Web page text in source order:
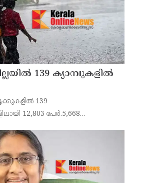
139 ക്യാമ്പുകളിൽ
139
12,803 പേർ.5,668
സ്ത്രീകളും